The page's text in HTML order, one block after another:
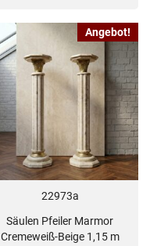
Angebot!
22973a
Säulen Pfeiler Marmor
Cremeweiß-Beige 1,15 m